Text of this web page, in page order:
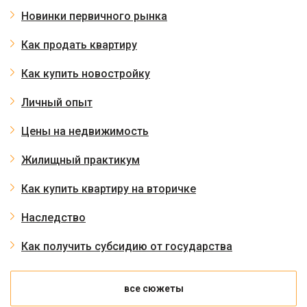
Новинки первичного рынка
Как продать квартиру
Как купить новостройку
Личный опыт
Цены на недвижимость
Жилищный практикум
Как купить квартиру на вторичке
Наследство
Как получить субсидию от государства
все сюжеты